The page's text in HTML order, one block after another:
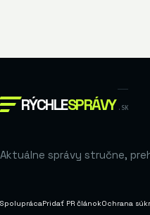
RÝCHLESPRÁVY .SK
Aktuálne správy stručne,
SpoluprácaPridať PR článokOchrana